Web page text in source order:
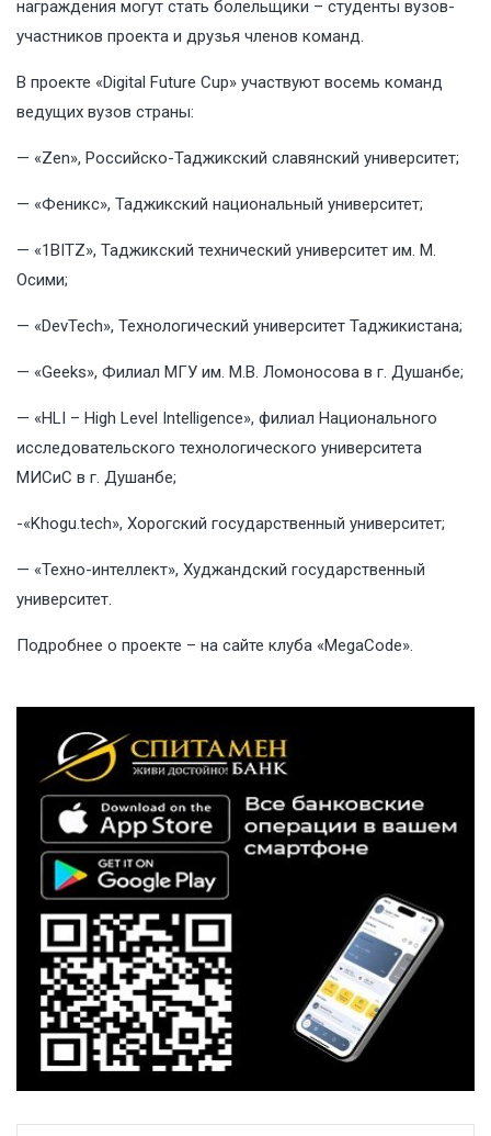
награждения могут стать болельщики – студенты вузов-
участников проекта и друзья членов команд.
В проекте «Digital Future Cup» участвуют восемь команд
ведущих вузов страны:
— «Zen», Российско-Таджикский славянский университет;
— «Феникс», Таджикский национальный университет;
— «1BITZ», Таджикский технический университет им. М.
Осими;
— «DevTech», Технологический университет Таджикистана;
— «Geeks», Филиал МГУ им. М.В. Ломоносова в г. Душанбе;
— «HLI – High Level Intelligence», филиал Национального
исследовательского технологического университета
МИСиС в г. Душанбе;
-«Khogu.tech», Хорогский государственный университет;
— «Техно-интеллект», Худжандский государственный
университет.
Подробнее о проекте – на сайте клуба «MegaCode».